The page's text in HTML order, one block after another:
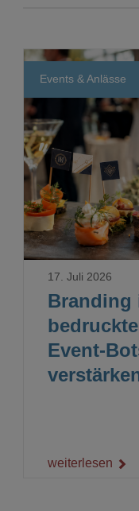
Events & Anlässe
Branding
Event-
17. Juli 2026
weiterlesen